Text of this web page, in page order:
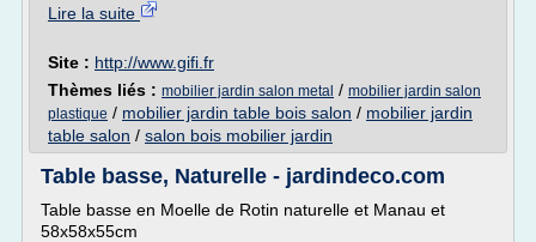
Lire la suite
Site : http://www.gifi.fr
Thèmes liés : mobilier jardin salon metal / mobilier jardin salon
plastique / mobilier jardin table bois salon / mobilier jardin
table salon / salon bois mobilier jardin
Table basse, Naturelle - jardindeco.com
Table basse en Moelle de Rotin naturelle et Manau et
58x58x55cm